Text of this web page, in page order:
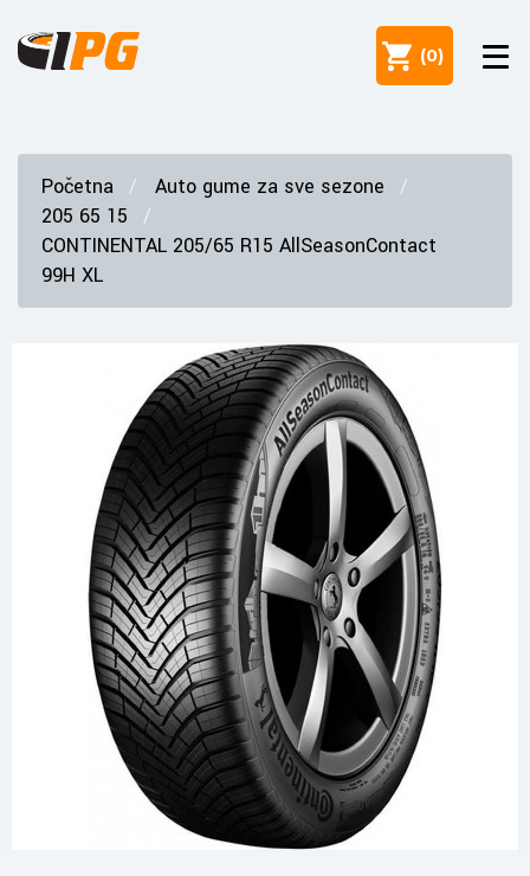
(0)
Početna
Auto gume za sve sezone
205 65 15
CONTINENTAL 205/65 R15 AllSeasonContact
99H XL